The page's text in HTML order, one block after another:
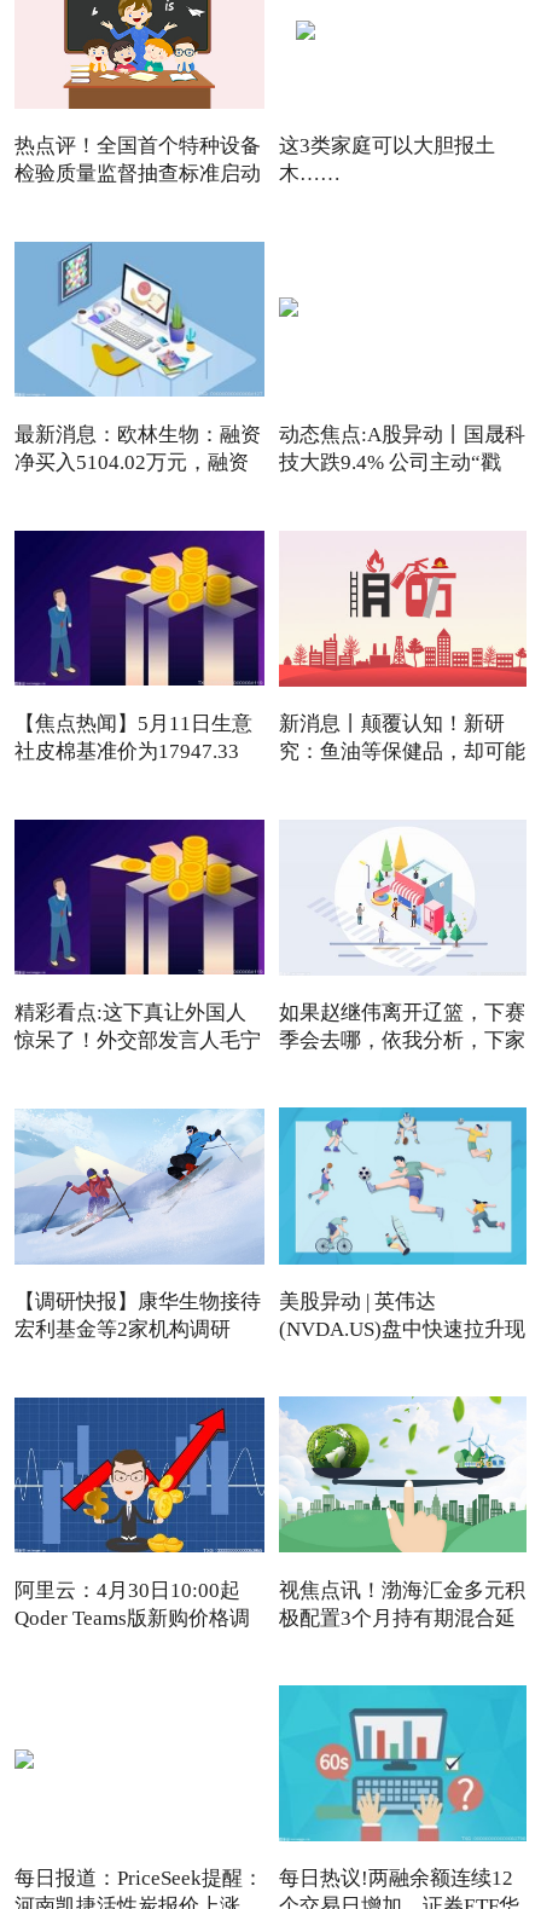
热点评！全国首个特种设备
检验质量监督抽查标准启动
这3类家庭可以大胆报土
木……
最新消息：欧林生物：融资
净买入5104.02万元，融资
动态焦点:A股异动丨国晟科
技大跌9.4% 公司主动“戳
【焦点热闻】5月11日生意
社皮棉基准价为17947.33
新消息丨颠覆认知！新研
究：鱼油等保健品，却可能
精彩看点:这下真让外国人
惊呆了！外交部发言人毛宁
如果赵继伟离开辽篮，下赛
季会去哪，依我分析，下家
【调研快报】康华生物接待
宏利基金等2家机构调研
美股异动 | 英伟达
(NVDA.US)盘中快速拉升现
阿里云：4月30日10:00起
Qoder Teams版新购价格调
视焦点讯！渤海汇金多元积
极配置3个月持有期混合延
每日报道：PriceSeek提醒：
每日热议!两融余额连续12